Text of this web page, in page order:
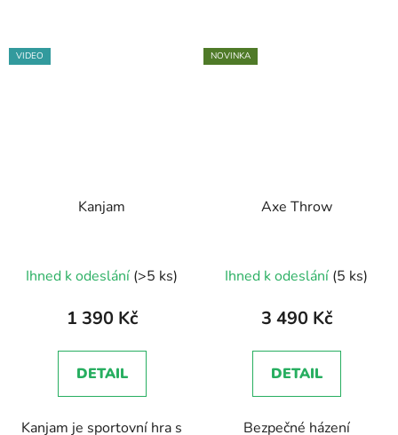
VIDEO
Kanjam
hodnocení
produktu
5,0
z
hvězdiček.
Ihned k odeslání (>5 ks)
1 390 Kč
DETAIL
Kanjam je sportovní hra s
NOVINKA
Axe Throw
Ihned k odeslání (5 ks)
3 490 Kč
DETAIL
Bezpečné házení